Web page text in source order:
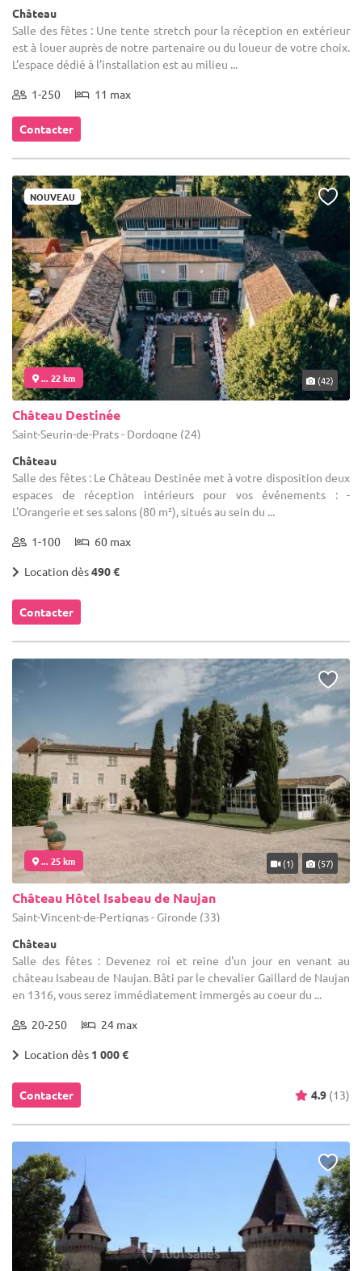
Château
Salle des fêtes : Une tente stretch pour la réception en extérieur
est à louer auprès de notre partenaire ou du loueur de votre choix.
L’espace dédié à l’installation est au milieu ...
1-250 11 max
Contacter
NOUVEAU
... 22 km (42)
Château Destinée
Saint-Seurin-de-Prats - Dordogne (24)
Château
Salle des fêtes : Le Château Destinée met à votre disposition deux
espaces de réception intérieurs pour vos événements : -
L'Orangerie et ses salons (80 m²), situés au sein du ...
1-100 60 max
Location dès490 €
Contacter
... 25 km (1) (57)
Château Hôtel Isabeau de Naujan
Saint-Vincent-de-Pertignas - Gironde (33)
Château
Salle des fêtes : Devenez roi et reine d'un jour en venant au
château Isabeau de Naujan. Bâti par le chevalier Gaillard de Naujan
en 1316, vous serez immédiatement immergés au coeur du ...
20-250 24 max
Location dès 1 000 €
Contacter 4.9 (13)